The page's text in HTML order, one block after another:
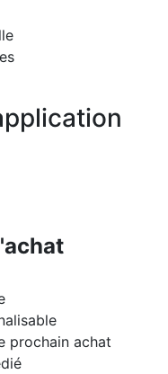
prochain achat